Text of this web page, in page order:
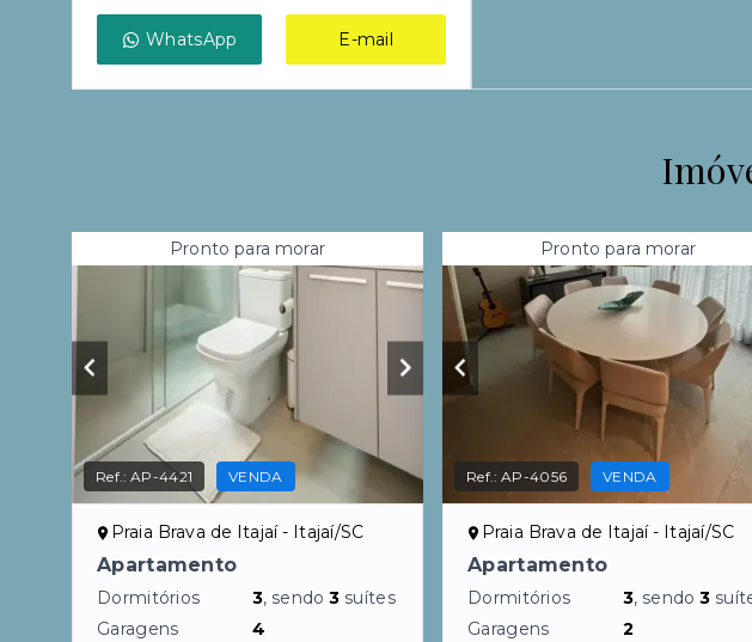
WhatsApp E-mail
Pronto para morar
Ref.:AP-4421 VENDA
Praia Brava de Itajaí - Itajaí/SC
Apartamento
Dormitórios 3, sendo3 suítes
Garagens
4
Pronto para morar
Ref.:AP-4056 VENDA
Praia Brava de Itajaí - Itajaí/SC
Apartamento
Dormitórios 3, sendo3
Garagens
2